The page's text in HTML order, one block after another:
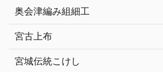
奥会津編み組細工
宮古上布
宮城伝統こけし